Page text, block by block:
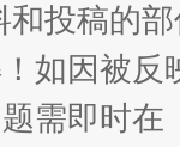
如何以
投稿的
如因被
需即时在